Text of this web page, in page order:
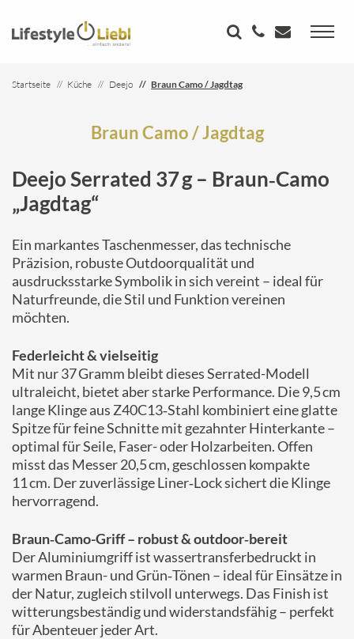
Startseite Küche Deejo Braun Camo / Jagdtag
Braun Camo / Jagdtag
Deejo Serrated 37 g – Braun‑Camo
„Jagdtag“
Ein markantes Taschenmesser, das technische
Präzision, robuste Outdoorqualität und
ausdrucksstarke Symbolik in sich vereint – ideal für
Naturfreunde, die Stil und Funktion vereinen
möchten.
Federleicht & vielseitig
Mit nur 37 Gramm bleibt dieses Serrated-Modell
ultraleicht, bietet aber starke Performance. Die 9,5 cm
lange Klinge aus Z40C13‑Stahl kombiniert eine glatte
Spitze für feine Schnitte mit gezahnter Hinterkante –
optimal für Seile, Faser- oder Holzarbeiten. Offen
misst das Messer 20,5 cm, geschlossen kompakte
11 cm. Der zuverlässige Liner‑Lock sichert die Klinge
hervorragend.
Braun‑Camo-Griff – robust & outdoor‑bereit
Der Aluminiumgriff ist wassertransferbedruckt in
warmen Braun- und Grün‑Tönen – ideal für Einsätze in
der Natur, zugleich stilvoll unterwegs. Das Finish ist
witterungsbeständig und widerstandsfähig – perfekt
für Abenteuer jeder Art.